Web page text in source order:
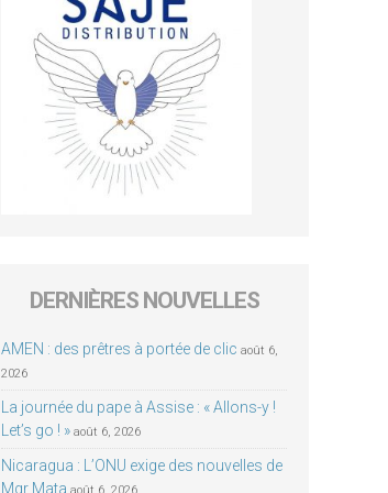
DERNIÈRES NOUVELLES
AMEN : des prêtres à portée de clic août 6,
2026
La journée du pape à Assise : « Allons-y !
Let’s go ! » août 6, 2026
Nicaragua : L’ONU exige des nouvelles de
Mgr Mata